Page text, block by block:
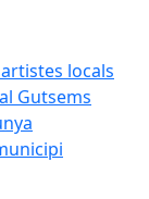
locals
Gutsems